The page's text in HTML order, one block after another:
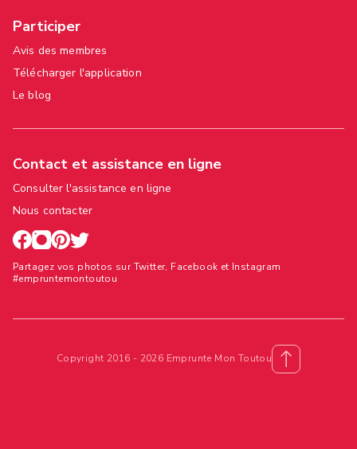
Participer
Avis des membres
Télécharger l'application
Le blog
Contact et assistance en ligne
Consulter l'assistance en ligne
Nous contacter
Partagez vos photos sur Twitter, Facebook et Instagram
#empruntemontoutou
Copyright 2016 - 2026 Emprunte Mon Toutou